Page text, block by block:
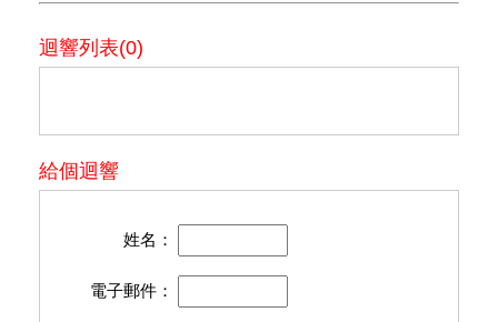
迴響列表(0)
給個迴響
姓名：
電子郵件：